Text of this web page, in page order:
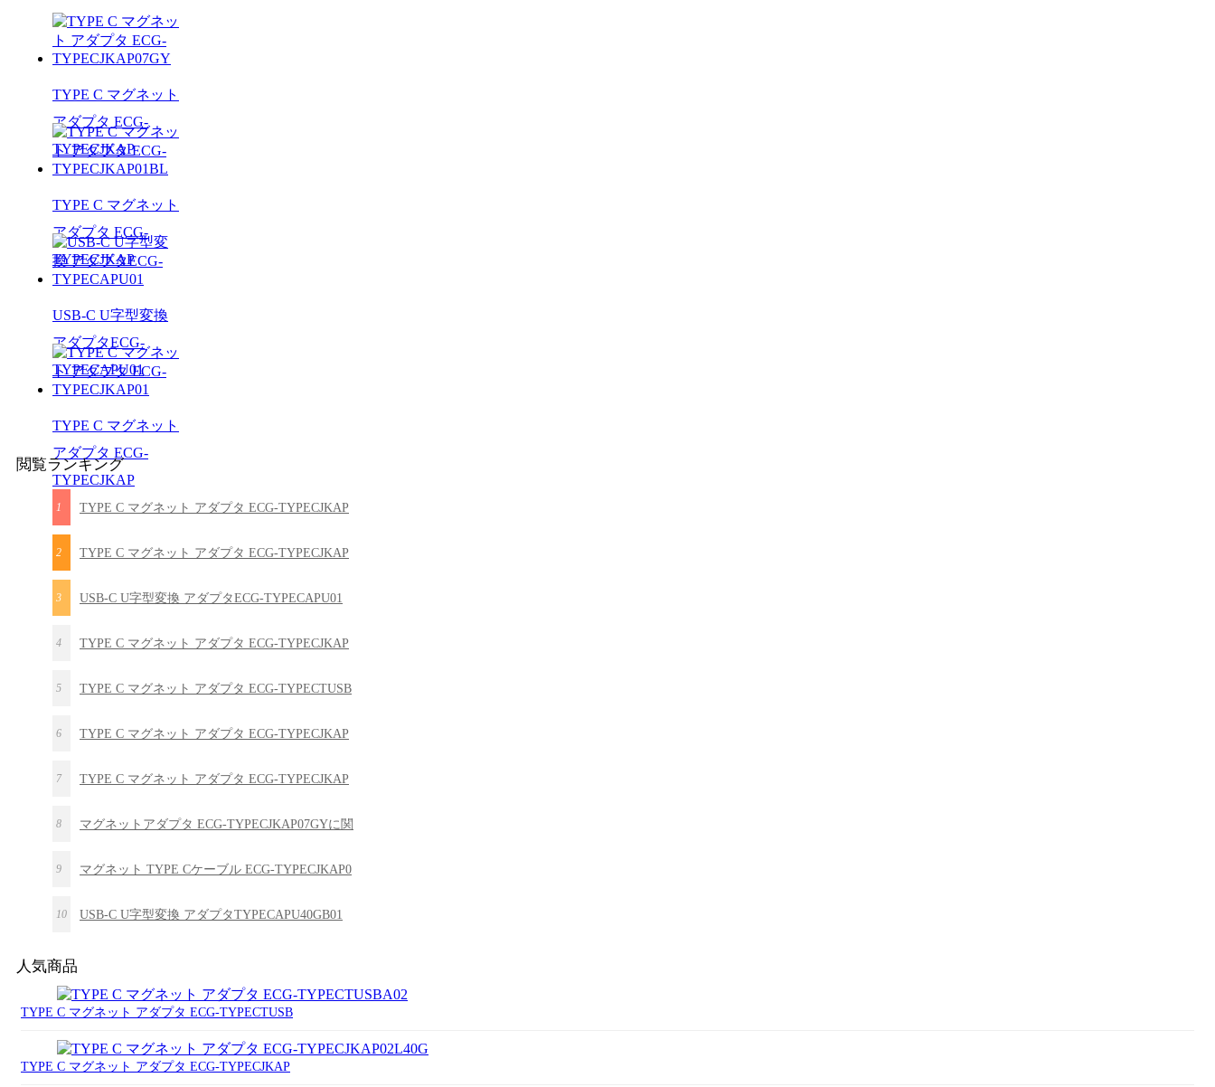
TYPE C マグネット
アダプタ ECG-
TYPECJKAP
TYPE C マグネット
アダプタ ECG-
TYPECJKAP
USB-C U字型変換
アダプタECG-
TYPECAPU01
TYPE C マグネット
アダプタ ECG-
TYPECJKAP
閲覧ランキング
1 TYPE C マグネット アダプタ ECG-TYPECJKAP
2 TYPE C マグネット アダプタ ECG-TYPECJKAP
3 USB-C U字型変換 アダプタECG-TYPECAPU01
4 TYPE C マグネット アダプタ ECG-TYPECJKAP
5 TYPE C マグネット アダプタ ECG-TYPECTUSB
6 TYPE C マグネット アダプタ ECG-TYPECJKAP
7 TYPE C マグネット アダプタ ECG-TYPECJKAP
8 マグネットアダプタ ECG-TYPECJKAP07GYに関
9 マグネット TYPE Cケーブル ECG-TYPECJKAP0
10 USB-C U字型変換 アダプタTYPECAPU40GB01
人気商品
TYPE C マグネット アダプタ ECG-TYPECTUSB
TYPE C マグネット アダプタ ECG-TYPECJKAP